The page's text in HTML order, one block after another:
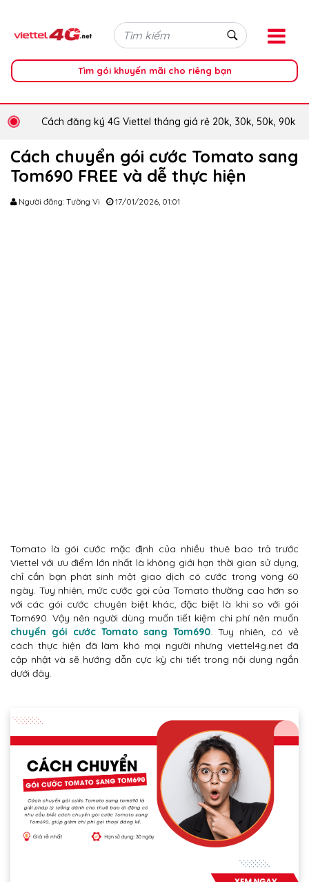
Tìm gói khuyến mãi cho riêng bạn
Cách đăng ký 4G Viettel tháng giá rẻ 20k, 30k, 50k, 90k
Cách chuyển gói cước Tomato sang
Tom690 FREE và dễ thực hiện
Người đăng: Tường Vi 17/01/2026, 01:01
Tomato là gói cước mặc định của nhiều thuê bao trả trước
Viettel với ưu điểm lớn nhất là không giới hạn thời gian sử dụng,
chỉ cần bạn phát sinh một giao dịch có cước trong vòng 60
ngày. Tuy nhiên, mức cước gọi của Tomato thường cao hơn so
với các gói cước chuyên biệt khác, đặc biệt là khi so với gói
Tom690. Vậy nên người dùng muốn tiết kiệm chi phí nên muốn
chuyển gói cước Tomato sang Tom690. Tuy nhiên, có vẻ
cách thực hiện đã làm khó mọi người nhưng viettel4g.net đã
cập nhật và sẽ hướng dẫn cực kỳ chi tiết trong nội dung ngắn
dưới đây.